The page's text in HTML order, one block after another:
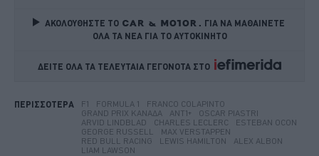
ΑΚΟΛΟΥΘΗΣΤΕ ΤΟ
ΓΙΑ ΝΑ ΜΑΘΑΙΝΕΤΕ
ΟΛΑ ΤΑ ΝΕΑ ΓΙΑ ΤΟ ΑΥΤΟΚΙΝΗΤΟ
ΔΕΙΤΕ ΟΛΑ ΤΑ ΤΕΛΕΥΤΑΙΑ ΓΕΓΟΝΟΤΑ ΣΤΟ
ΠΕΡΙΣΣΟΤΕΡΑ F1 FORMULA 1
FRANCO COLAPINTO
GRAND PRIX ΚΑΝΑΔΆ
ΑΝΤ1+
OSCAR PIASTRI
ARVID LINDBLAD
CHARLES LECLERC
ESTEBAN OCON
GEORGE RUSSELL
MAX VERSTAPPEN
RED BULL RACING
LEWIS HAMILTON
ALEX ALBON
LIAM LAWSON